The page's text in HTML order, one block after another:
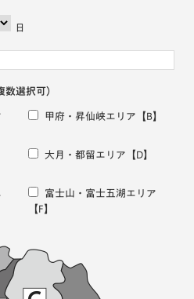
日
数選択可）
甲府・昇仙峡エリア 【B】
大月・都留エリア 【D】
富士山・富士五湖エリア
【F】